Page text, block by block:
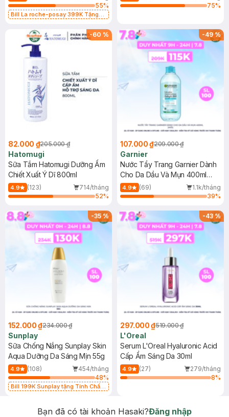
55%
Bill La roche-posay 399K Tặng
(SL có hạn)
75%
-60 %
82.000 ₫205.000 ₫
Hatomugi
Sữa Tắm Hatomugi Dưỡng Ẩm
Chiết Xuất Ý Dĩ 800ml
4.9 (123)
714/tháng
52%
-49%
107.000 ₫209.000 ₫
Garnier
Nước Tẩy Trang Garnier Dành
Cho Da Dầu Và Mụn 400ml
(Mới)
4.9 (69)
1.1k/tháng
39%
-35%
152.000 ₫234.000 ₫
Sunplay
Sữa Chống Nắng Sunplay Skin
Aqua Dưỡng Da Sáng Mịn 55g
4.9 (108)
454/tháng
48%
Bill 199K Sunplay tặng Tinh Chất
-43%
297.000 ₫519.000 ₫
L'Oreal
Serum L'Oreal Hyaluronic Acid
Cấp Ẩm Sáng Da 30ml
4.9 (27)
279/tháng
8%
Bạn đã có tài khoản Hasaki?Đăng nhập